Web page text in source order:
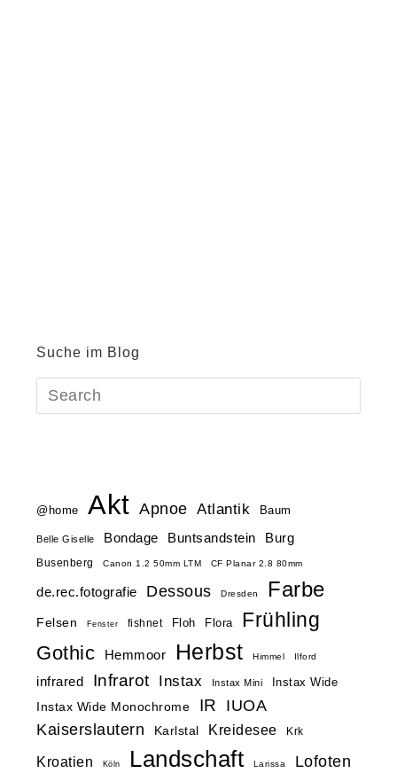
Suche im Blog
@home Akt Apnoe Atlantik Baum
Belle Giselle Bondage Buntsandstein Burg
Busenberg Canon 1.2 50mm LTM CF Planar 2.8 80mm
de.rec.fotografie Dessous Dresden Farbe
Felsen Fenster fishnet Floh Flora Frühling
Gothic Hemmoor Herbst Himmel Ilford
infrared Infrarot Instax Instax Mini
Instax Wide
Instax Wide Monochrome
IR
IUOA
Kaiserslautern
Karlstal Kreidesee Krk
Kroatien Köln Landschaft Larissa Lofoten